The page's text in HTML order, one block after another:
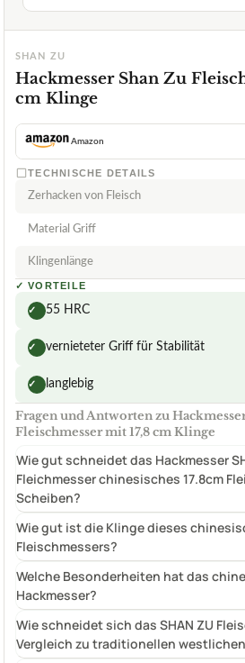
SHAN ZU
Hackmesser Shan Zu
cm Klinge
Amazon
TECHNISCHE DETAILS
Zerhacken von Fleisch
Material Griff
Klingenlänge
✓ VORTEILE
✓ 55 HRC
✓ vernieteter Griff für Stabilität
✓ langlebig
Fragen und Antworten zu
Fleischmesser mit 17,8 cm Klinge
Wie gut schneidet das Hackmesser
Fleichmesser chinesisches 17.8cm
Scheiben?
Wie gut ist die Klinge dieses
Fleischmessers?
Welche Besonderheiten hat das
Hackmesser?
Wie schneidet sich das SHAN ZU
Vergleich zu traditionellen